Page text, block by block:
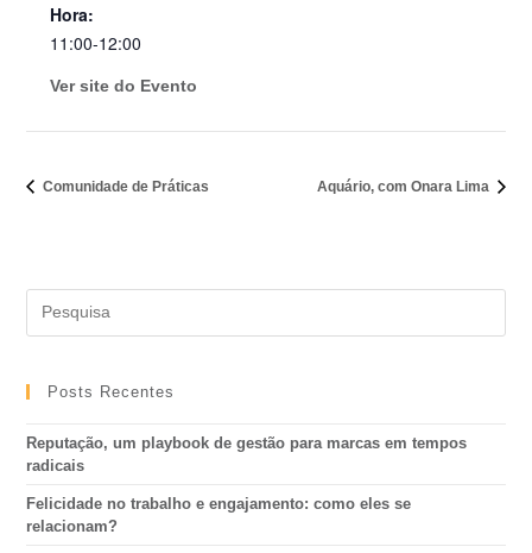
Hora:
11:00-12:00
Ver site do Evento
Comunidade de Práticas Aquário, com Onara Lima
Posts Recentes
Reputação, um playbook de gestão para marcas em tempos
radicais
Felicidade no trabalho e engajamento: como eles se
relacionam?